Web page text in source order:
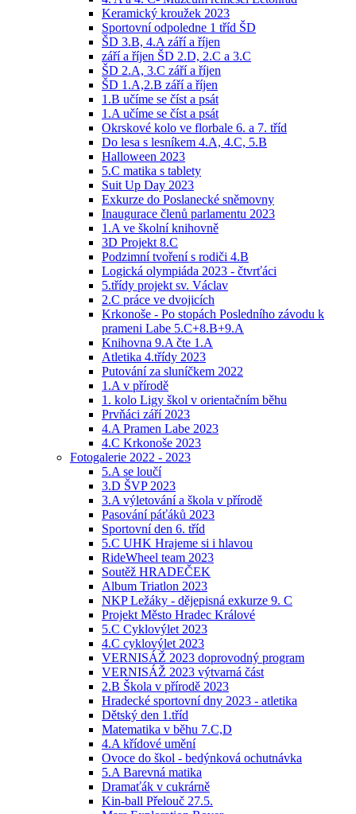
Keramický kroužek 2023
Sportovní odpoledne 1 tříd ŠD
ŠD 3.B, 4.A září a říjen
září a říjen ŠD 2.D, 2.C a 3.C
ŠD 2.A, 3.C září a říjen
ŠD 1.A,2.B září a říjen
1.B učíme se číst a psát
1.A učíme se číst a psát
Okrskové kolo ve florbale 6. a 7. tříd
Do lesa s lesníkem 4.A, 4.C, 5.B
Halloween 2023
5.C matika s tablety
Suit Up Day 2023
Exkurze do Poslanecké sněmovny
Inaugurace členů parlamentu 2023
1.A ve školní knihovně
3D Projekt 8.C
Podzimní tvoření s rodiči 4.B
Logická olympiáda 2023 - čtvrťáci
5.třídy projekt sv. Václav
2.C práce ve dvojicích
Krkonoše - Po stopách Posledního závodu k
prameni Labe 5.C+8.B+9.A
Knihovna 9.A čte 1.A
Atletika 4.třídy 2023
Putování za sluníčkem 2022
1.A v přírodě
1. kolo Ligy škol v orientačním běhu
Prvňáci září 2023
4.A Pramen Labe 2023
4.C Krkonoše 2023
Fotogalerie 2022 - 2023
5.A se loučí
3.D ŠVP 2023
3.A výletování a škola v přírodě
Pasování páťáků 2023
Sportovní den 6. tříd
5.C UHK Hrajeme si i hlavou
RideWheel team 2023
Soutěž HRADEČEK
Album Triatlon 2023
NKP Ležáky - dějepisná exkurze 9. C
Projekt Město Hradec Králové
5.C Cyklovýlet 2023
4.C cyklovýlet 2023
VERNISÁŽ 2023 doprovodný program
VERNISÁŽ 2023 výtvarná část
2.B Škola v přírodě 2023
Hradecké sportovní dny 2023 - atletika
Dětský den 1.tříd
Matematika v běhu 7.C,D
4.A křídové umění
Ovoce do škol - bedýnková ochutnávka
5.A Barevná matika
Dramaťák v cukrárně
Kin-ball Přelouč 27.5.